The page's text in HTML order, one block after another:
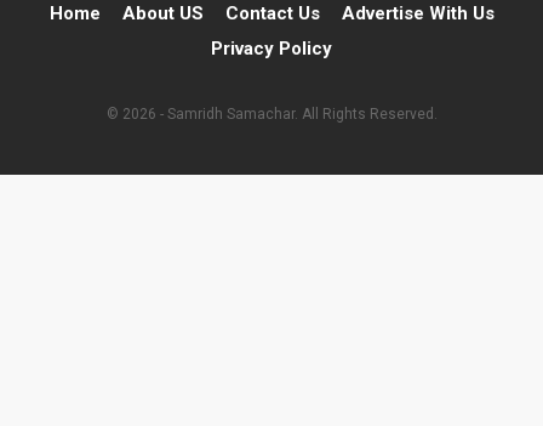
Home About US Contact Us
Advertise With Us
Privacy Policy
© 2026 - Samridh Samachar. All Rights Reserved.